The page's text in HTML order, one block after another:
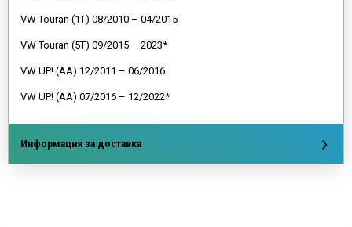
VW Touran (1T) 08/2010 – 04/2015
VW Touran (5T) 09/2015 – 2023*
VW UP! (AA) 12/2011 – 06/2016
VW UP! (AA) 07/2016 – 12/2022*
Информация за доставка